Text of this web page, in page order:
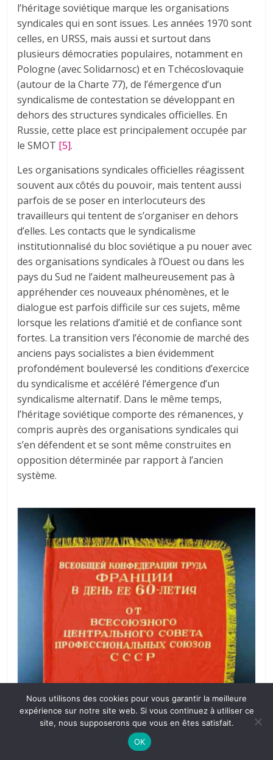
l’héritage soviétique marque les organisations
syndicales qui en sont issues. Les années 1970 sont
celles, en URSS, mais aussi et surtout dans
plusieurs démocraties populaires, notamment en
Pologne (avec Solidarnosc) et en Tchécoslovaquie
(autour de la Charte 77), de l’émergence d’un
syndicalisme de contestation se développant en
dehors des structures syndicales officielles. En
Russie, cette place est principalement occupée par
le SMOT [5].
Les organisations syndicales officielles réagissent
souvent aux côtés du pouvoir, mais tentent aussi
parfois de se poser en interlocuteurs des
travailleurs qui tentent de s’organiser en dehors
d’elles. Les contacts que le syndicalisme
institutionnalisé du bloc soviétique a pu nouer avec
des organisations syndicales à l’Ouest ou dans les
pays du Sud ne l’aident malheureusement pas à
appréhender ces nouveaux phénomènes, et le
dialogue est parfois difficile sur ces sujets, même
lorsque les relations d’amitié et de confiance sont
fortes. La transition vers l’économie de marché des
anciens pays socialistes a bien évidemment
profondément bouleversé les conditions d’exercice
du syndicalisme et accéléré l’émergence d’un
syndicalisme alternatif. Dans le même temps,
l’héritage soviétique comporte des rémanences, y
compris auprès des organisations syndicales qui
s’en défendent et se sont même construites en
opposition déterminée par rapport à l’ancien
système.
Drapeau offert à l’occasion du XXXe Congrès confédéral de la CGT.
Le texte dit : «À la CGT de France, en son 60° anniversaire, de la part
» Le verso proclame l’amitié fraternelle
indestructible des travailleurs de France et d’URSS. [Coll. P.Z.]
Nous utilisons des cookies pour vous garantir la meilleure
expérience sur notre site web. Si vous continuez à utiliser ce
site, nous supposerons que vous en êtes satisfait.
OK